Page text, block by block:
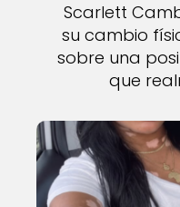
Scarlett
su cambio
sobre una
que